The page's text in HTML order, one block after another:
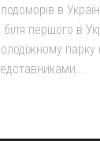
в
першого в
парку